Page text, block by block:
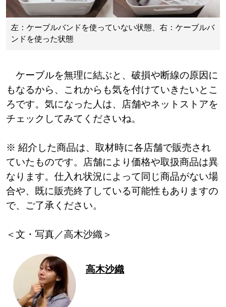
左：ケーブルバンドを使っていない状態、右：ケーブルバ
ンドを使った状態
ケーブルを無理に結ぶと、破損や断線の原因に
もなるから、これからも気を付けていきたいとこ
ろです。気になった人は、店舗やネットストアを
チェックしてみてくださいね。
※ 紹介した商品は、取材時に各店舗で販売され
ていたものです。店舗により価格や取扱商品は異
なります。仕入れ状況によって同じ商品がない場
合や、既に販売終了している可能性もありますの
で、ご了承ください。
＜文・写真／高木沙織＞
高木沙織